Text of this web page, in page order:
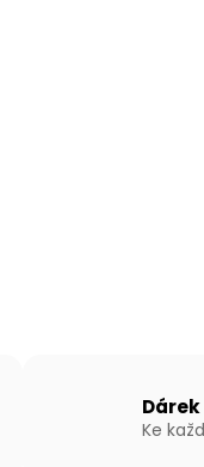
Ke
V ZELENÉ BARVĚ